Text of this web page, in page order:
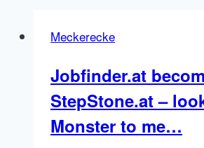
Meckerecke
Jobfinder.at
StepStone.at –
Monster to me…